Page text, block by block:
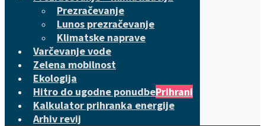
Prezračevanje
Lunos prezračevanje
Klimatske naprave
Varčevanje vode
Zelena mobilnost
Ekologija
Hitro do ugodne ponudbePrihrani
Kalkulator prihranka energije
Arhiv revij